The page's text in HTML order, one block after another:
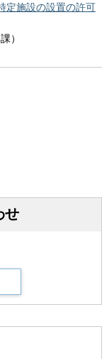
定施設の設置の許可
）
せ